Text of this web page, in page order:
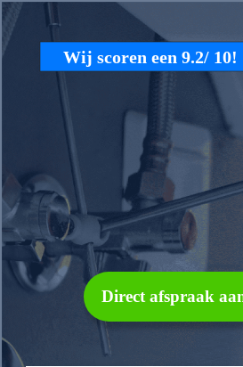
Direct afspraak